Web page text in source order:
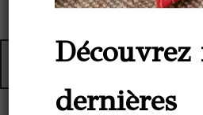
Découvrez
dernières